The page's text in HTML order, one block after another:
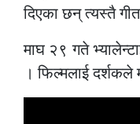
दिएका छन् त्यस्तै
माघ २९ गते
। फिल्मलाई दर्शकले